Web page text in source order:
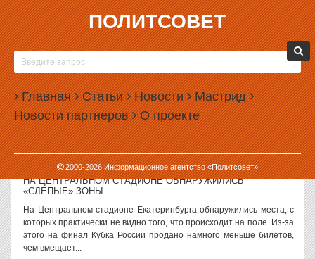
ПОЛИТСОВЕТ
Главная Статьи Новости Мастрид
Новости партнеров О проекте
2000-2026Информационное агентство «Политсовет»
03.05.2012, 18:25
ШЕВЧЕНКО ПОДАЛ ВТОРОЙ ИСК ПРОТИВ ОБОГАЩЕНИЯ
ПАТРИАРХА КИРИЛЛА
Кардиохирург Юрий Шевченко подал повторный иск о незаконном
обогащении патриарха Кирилла. В предыдущем иске хирургу было
отказано. Как пишет «Росбалт», иск вновь был подан в
Замоскворецкий суд...
03.05.2012, 18:04
НА ЦЕНТРАЛЬНОМ СТАДИОНЕ ОБНАРУЖИЛИСЬ
«СЛЕПЫЕ» ЗОНЫ
На Центральном стадионе Екатеринбурга обнаружились места, с
которых практически не видно того, что происходит на поле. Из-за
этого на финал Кубка России продано намного меньше билетов,
чем вмещает...